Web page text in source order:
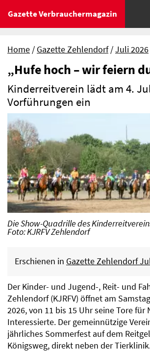
Gazette Verbrauchermagazin
Home Gazette Zehlendorf Juli 2026
„Hufe hoch – wir feiern
Kinderreitverein lädt am 4.
Vorführungen ein
Die Show-Quadrille des
Foto: KJRFV Zehlendorf
Erschienen in Gazette Zehlendorf
Der Kinder- und Jugend-, Reit- und
Zehlendorf (KJRFV) öffnet am
2026, von 11 bis 15 Uhr seine Tore für
Interessierte. Der gemeinnützige
jährliches Sommerfest auf dem
Königsweg, direkt neben der